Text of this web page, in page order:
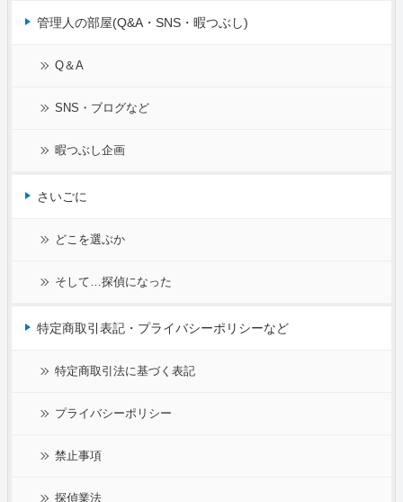
管理人の部屋(Q&A・SNS・暇つぶし)
Q＆A
SNS・ブログなど
暇つぶし企画
さいごに
どこを選ぶか
そして…探偵になった
特定商取引表記・プライバシーポリシーなど
特定商取引法に基づく表記
プライバシーポリシー
禁止事項
探偵業法